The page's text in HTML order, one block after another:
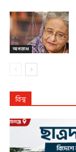
অপরাধ
বিশ্ব